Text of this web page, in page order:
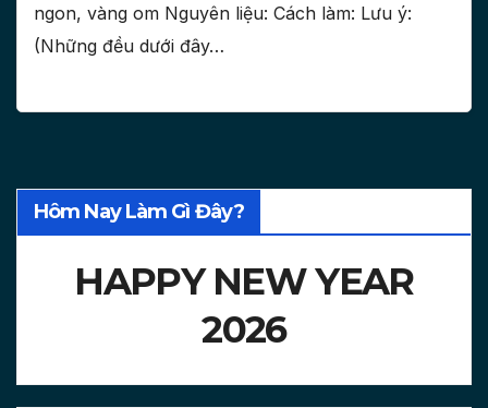
ngon, vàng om Nguyên liệu: Cách làm: Lưu ý:
(Những đều dưới đây…
Hôm Nay Làm Gì Đây?
HAPPY NEW YEAR
2026